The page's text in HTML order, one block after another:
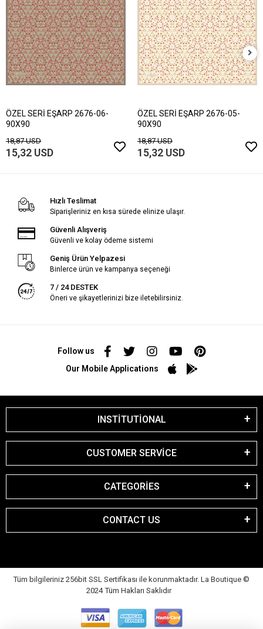
ÖZEL SERİ EŞARP 2676-06-
90X90
18,87 USD
15,32 USD
ÖZEL SERİ EŞARP 2676-05-
90X90
18,87 USD
15,32 USD
Hızlı Teslimat
Siparişleriniz en kısa sürede elinize ulaşır.
Güvenli Alışveriş
Güvenli ve kolay ödeme sistemi
Geniş Ürün Yelpazesi
Binlerce ürün ve kampanya seçeneği
7 / 24 DESTEK
Öneri ve şikayetlerinizi bize iletebilirsiniz.
Follow us
Our Mobile Applications
INSTİTUTİONAL
CUSTOMER SERVİCE
CATEGORİES
CONTACT US
Tüm bilgileriniz 256bit SSL Sertifikası ile korunmaktadır. La Boutique ©
2024 Tüm Hakları Saklıdır